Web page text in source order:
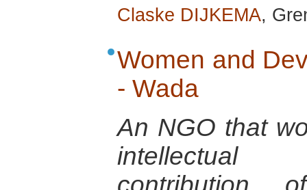
Claske DIJKEMA,
Women and
- Wada
An NGO that
intellectual